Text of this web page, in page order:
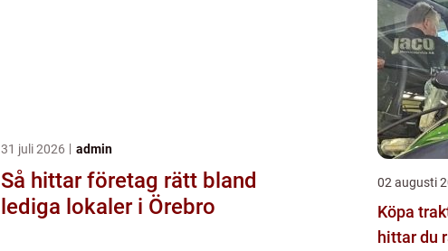
31 juli 2026 admin
Så hittar företag rätt bland
lediga lokaler i Örebro
02 augusti
Köpa
hittar du